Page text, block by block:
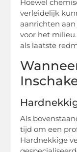
Hoewel
verleidelijk
aanrichten
voor het
als laatste
Als
tijd om een
Hardnekkige